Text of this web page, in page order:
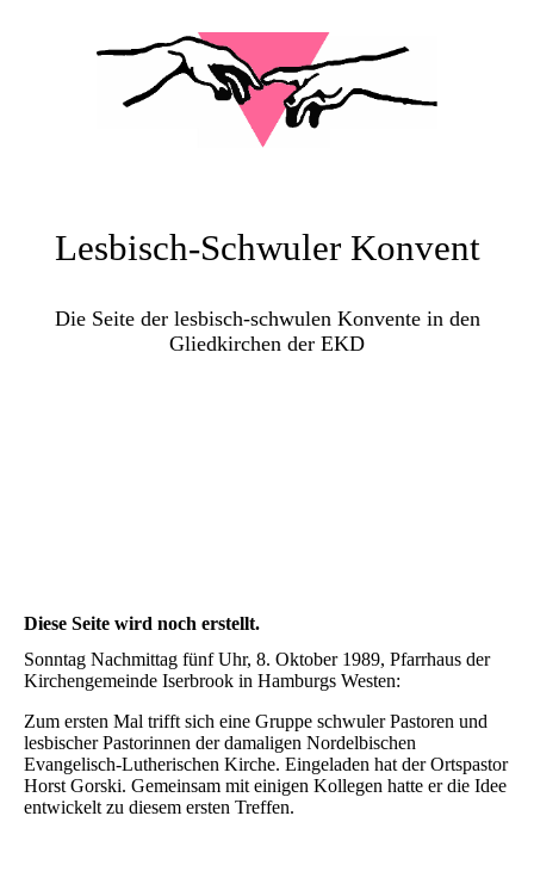
Lesbisch-Schwuler Konvent
Die Seite der lesbisch-schwulen Konvente in den
Gliedkirchen der EKD
Diese Seite wird noch erstellt.
Sonntag Nachmittag fünf Uhr, 8. Oktober 1989, Pfarrhaus der
Kirchengemeinde Iserbrook in Hamburgs Westen:
Zum ersten Mal trifft sich eine Gruppe schwuler Pastoren und
lesbischer Pastorinnen der damaligen Nordelbischen
Evangelisch-Lutherischen Kirche. Eingeladen hat der Ortspastor
Horst Gorski. Gemeinsam mit einigen Kollegen hatte er die Idee
entwickelt zu diesem ersten Treffen.